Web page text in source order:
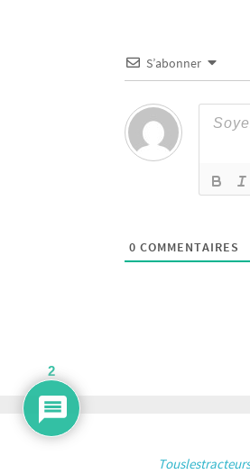
S’abonner
0 COMMENTAIRES
2